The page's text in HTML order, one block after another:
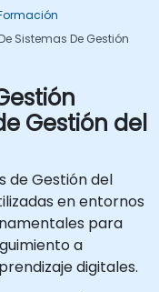
Sistemas De Gestión
Gestión del
de Gestión del
en entornos
para
a
digitales.